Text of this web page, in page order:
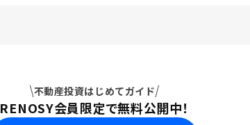
不動産投資はじめてガイド
RENOSY会員限定で無料公開中！